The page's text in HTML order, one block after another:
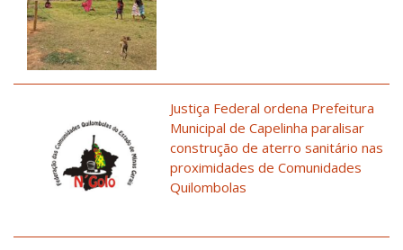
Justiça Federal ordena Prefeitura
Municipal de Capelinha paralisar
construção de aterro sanitário nas
proximidades de Comunidades
Quilombolas